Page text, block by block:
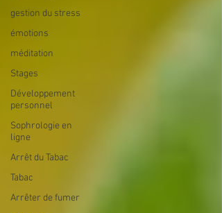
gestion du stress
émotions
méditation
Stages
Développement
personnel
Sophrologie en
ligne
Arrêt du Tabac
Tabac
Arrêter de fumer